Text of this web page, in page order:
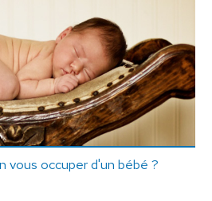
vous occuper d'un bébé ?